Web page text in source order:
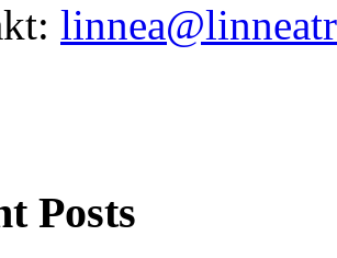
Posts